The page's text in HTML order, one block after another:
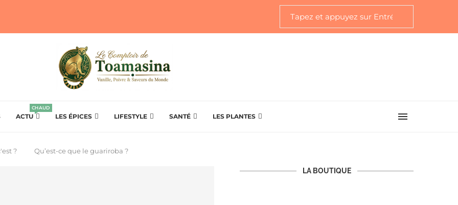
ACTU
CHAUD
LES ÉPICES LIFESTYLE SANTÉ LES PLANTES
? Qu’est-ce que le guariroba ?
LA BOUTIQUE